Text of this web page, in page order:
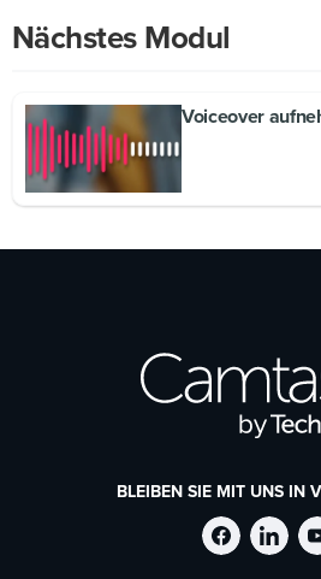
Nächstes Modul
Voiceover
BLEIBEN SIE MIT UNS IN